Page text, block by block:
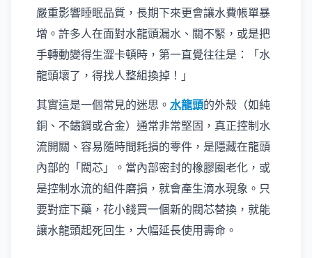
嚴重影響睡眠品質，長期下來更會讓水費帳單暴
增。許多人在面對水龍頭漏水、關不緊，或是把
手轉動變得生澀卡頓時，第一直覺往往是：「水
龍頭壞了，得找人整組換掉！」
其實這是一個常見的迷思。 水龍頭的外殼（如純
銅、不鏽鋼或合金）通常非常堅固，真正控制水
流開關、容易隨時間耗損的零件，是隱藏在龍頭
內部的「閥芯」。當內部密封的橡膠圈老化，或
是控制水流的組件磨損，就會產生滴水現象。只
要對症下藥，花小錢買一個新的閥芯替換，就能
讓水龍頭起死回生，大幅延長使用壽命。